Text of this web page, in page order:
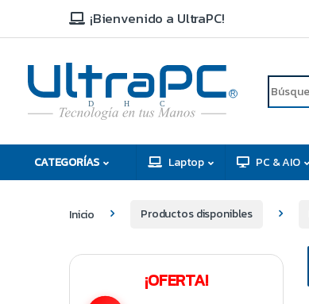
¡Bienvenido a UltraPC!
C
H
D
R
CATEGORÍAS Laptop PC & AIO
Inicio Productos disponibles
¡OFERTA!